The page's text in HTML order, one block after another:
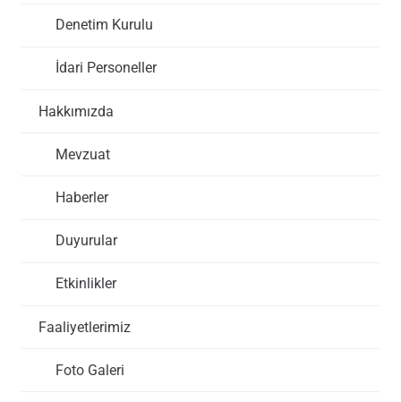
Denetim Kurulu
İdari Personeller
Hakkımızda
Mevzuat
Haberler
Duyurular
Etkinlikler
Faaliyetlerimiz
Foto Galeri